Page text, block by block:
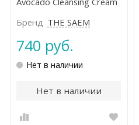
Бренд THE SAEM
740 руб.
Нет в наличии
Нет в наличии